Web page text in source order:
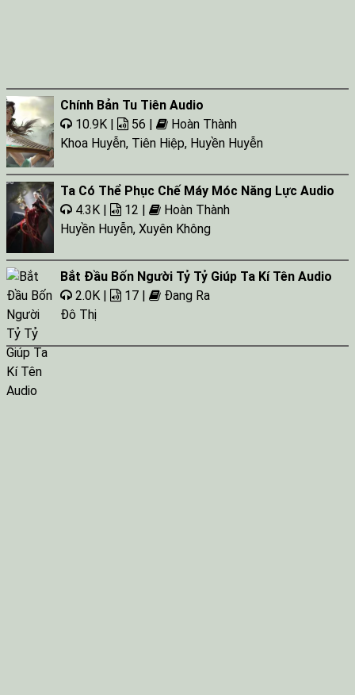
Chính Bản Tu Tiên Audio
10.9K |
56 |
Hoàn Thành
Khoa Huyễn, Tiên Hiệp, Huyền Huyễn
Ta Có Thể Phục Chế Máy Móc Năng Lực Audio
4.3K |
12 |
Hoàn Thành
Huyền Huyễn, Xuyên Không
Bắt Đầu Bốn Người Tỷ Tỷ Giúp Ta Kí Tên Audio
2.0K |
17 |
Đang Ra
Đô Thị